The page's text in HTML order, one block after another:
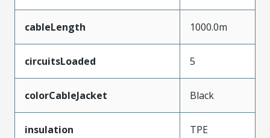
cableLength 1000.0m
circuitsLoaded 5
colorCableJacket Black
insulation TPE